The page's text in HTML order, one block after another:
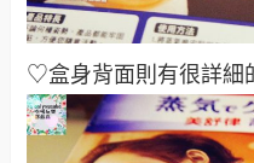
♡盒身背面則有很詳細